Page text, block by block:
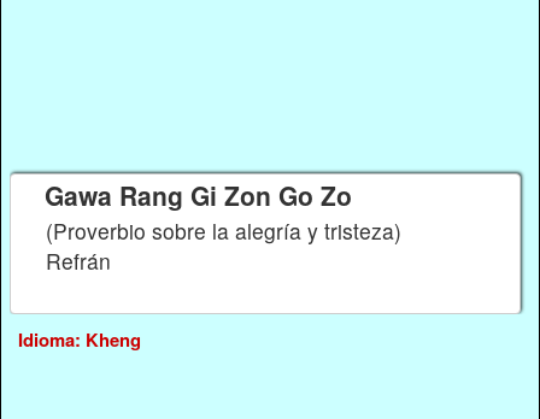
Gawa Rang Gi Zon Go Zo
(Proverbio sobre la alegría y tristeza)
Refrán
Idioma: Kheng